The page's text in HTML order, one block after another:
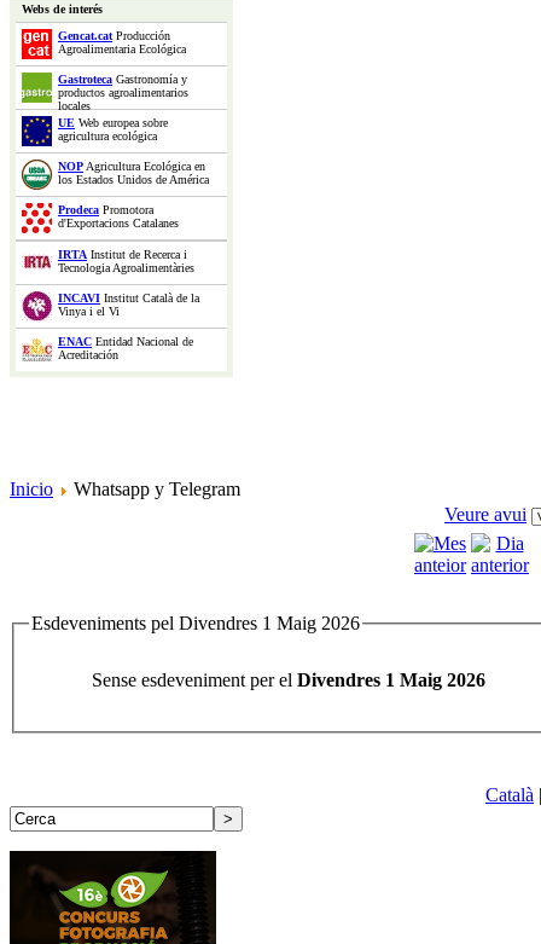
Webs de interés
Gencat.catProducción
Agroalimentaria Ecológica
Gastroteca Gastronomía y
productos agroalimentarios
locales
UE Web europea sobre
agricultura ecológica
NOPAgricultura Ecológica en
los Estados Unidos de América
Prodeca Promotora
d'Exportacions Catalanes
IRTA Institut de Recerca i
Tecnologia Agroalimentàries
INCAVI Institut Català de la
Vinya i el Vi
ENAC Entidad Nacional de
Acreditación
Inicio
Whatsapp y Telegram
Veure avui
Esdeveniments pel Divendres 1 Maig 2026
Sense esdeveniment per el Divendres 1 Maig 2026
Català